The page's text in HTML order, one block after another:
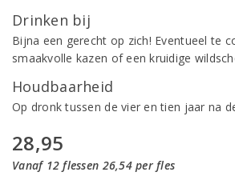
Drinken bij
Bijna een gerecht op zich! Eventueel te
smaakvolle kazen of een kruidige
Houdbaarheid
Op dronk tussen de vier en tien jaar na
28,95
Vanaf 12 flessen 26,54 per fles